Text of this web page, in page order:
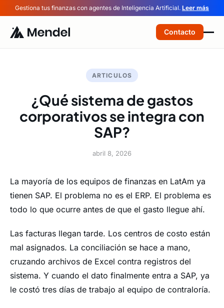
Gestiona tus finanzas con agentes de Inteligencia Artificial. Leer más
Contacto
ARTICULOS
¿Qué sistema de gastos
corporativos se integra con
SAP?
abril 8, 2026
La mayoría de los equipos de finanzas en LatAm ya
tienen SAP. El problema no es el ERP. El problema es
todo lo que ocurre antes de que el gasto llegue ahí.
Las facturas llegan tarde. Los centros de costo están
mal asignados. La conciliación se hace a mano,
cruzando archivos de Excel contra registros del
sistema. Y cuando el dato finalmente entra a SAP, ya
le costó tres días de trabajo al equipo de contraloría.